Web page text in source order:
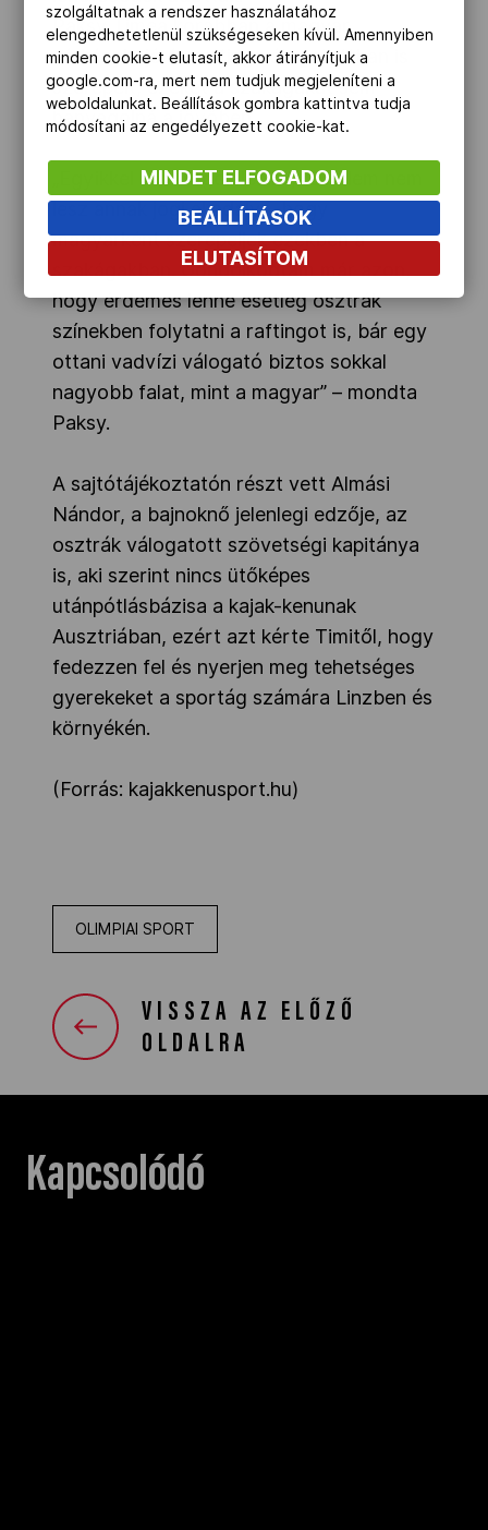
Paksy Tímea korábban a magyar
sárkányhajó és rafting válogatottban is
szerepelt, ezeket a szakágakat sem
hanyagolná a jövőben.
„Egyikkel sem fogok leállni, remélem nem
lesz annak jogi akadálya, hogy
magyarként szerepeljek ezekben a
szakágakban. Gondolkodtam már azon,
hogy érdemes lenne esetleg osztrák
színekben folytatni a raftingot is, bár egy
ottani vadvízi válogató biztos sokkal
nagyobb falat, mint a magyar” – mondta
Paksy.
A sajtótájékoztatón részt vett Almási
Nándor, a bajnoknő jelenlegi edzője, az
osztrák válogatott szövetségi kapitánya
is, aki szerint nincs ütőképes
utánpótlásbázisa a kajak-kenunak
Ausztriában, ezért azt kérte Timitől, hogy
fedezzen fel és nyerjen meg tehetséges
gyerekeket a sportág számára Linzben és
környékén.
(Forrás: kajakkenusport.hu)
OLIMPIAI SPORT
VISSZA AZ ELŐZŐ
OLDALRA
Kapcsolódó
szolgáltatnak a rendszer használatához
elengedhetetlenül szükségeseken kívül. Amennyiben
minden cookie-t elutasít, akkor átirányítjuk a
google.com-ra, mert nem tudjuk megjeleníteni a
weboldalunkat. Beállítások gombra kattintva tudja
módosítani az engedélyezett cookie-kat.
MINDET ELFOGADOM
BEÁLLÍTÁSOK
ELUTASÍTOM